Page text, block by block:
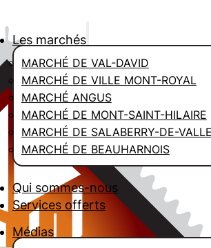
Les marchés
MARCHÉ DE VAL-DAVID
MARCHÉ DE VILLE MONT-ROYAL
MARCHÉ ANGUS
MARCHÉ DE MONT-SAINT-HILAIRE
MARCHÉ DE SALABERRY-DE-
MARCHÉ DE BEAUHARNOIS
Qui sommes-nous
Services offerts
Médias